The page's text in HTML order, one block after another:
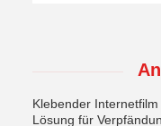
Klebender
Lösung für